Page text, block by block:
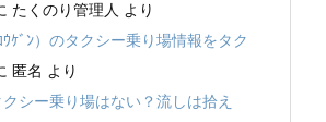
たくのり管理人 より
ｹﾞﾝ）のタクシー乗り場情報をタク
匿名 より
クシー乗り場はない？流しは拾え